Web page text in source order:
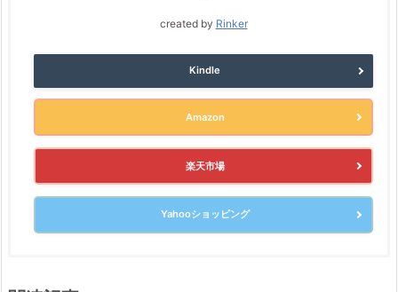
created by Rinker
Kindle
Amazon
楽天市場
Yahooショッピング